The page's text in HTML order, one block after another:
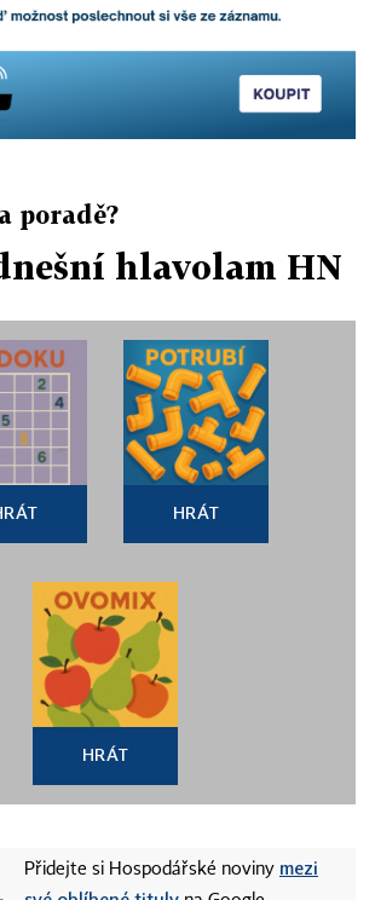
poradě?
hlavolam HN
HRÁT
HRÁT
Přidejte si Hospodářské noviny mezi